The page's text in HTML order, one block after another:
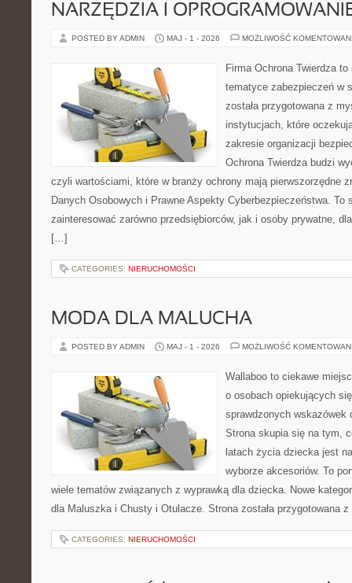
NARZĘDZIA I
POSTED BY ADMIN MAJ - 1 - 2026 MOŻLIWOŚĆ
Firma Ochrona Twierdza
tematyce zabezpieczeń w
została przygotowana z
instytucjach, które
zakresie organizacji
Ochrona Twierdza budzi
czyli wartościami, które w branży ochrony mają pierwszorzędne
Danych Osobowych i Prawne Aspekty Cyberbezpieczeństwa. To
zainteresować zarówno przedsiębiorców, jak i osoby prywatne,
[…]
CATEGORIES: NIERUCHOMOŚCI
MODA DLA MALUCHA
POSTED BY ADMIN MAJ - 1 - 2026 MOŻLIWOŚĆ
Wallaboo to ciekawe
o osobach opiekujących
sprawdzonych wskazówek
Strona skupia się na tym,
latach życia dziecka jest
wyborze akcesoriów. To
wiele tematów związanych z wyprawką dla dziecka. Nowe
dla Maluszka i Chusty i Otulacze. Strona została przygotowana
CATEGORIES: NIERUCHOMOŚCI